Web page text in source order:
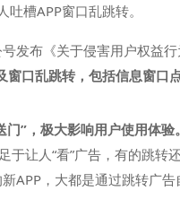
槽APP窗口乱跳转。
发布《关于侵害用户权益
口乱跳转，包括信息窗口
”，极大影响用户使用体验。
于让人“看”广告，有的跳
APP，大都是通过跳转广告